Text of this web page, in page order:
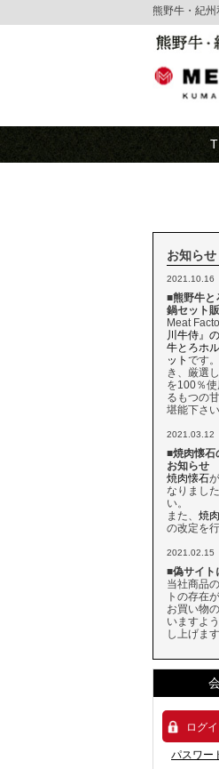
熊野牛・紀州
お知らせ
2021.10.16
■熊野牛と
鍋セット
Meat
川牛侍』
牛とろホ
ット です
き、厳選
を100％
るもつの
堪能下さい
2021.03.12
■焼肉懐石
お知らせ
焼肉懐石
なりまし
い。
また、 焼
の改定を
2021.02.15
■偽サイト
当社商品
トの存在
お買い物
いますよ
し上げます
ログ
パスワー